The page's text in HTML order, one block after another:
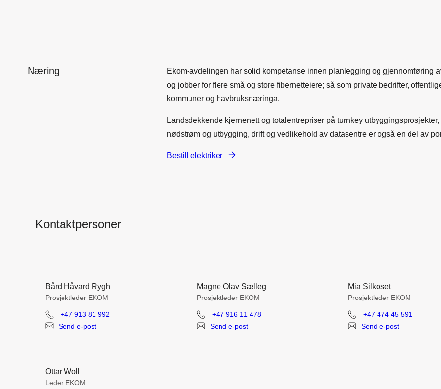
Næring
Ekom-avdelingen har solid kompetanse innen planlegging og gjennomføring
og jobber for flere små og store fibernetteiere; så som private bedrifter,
kommuner og havbruksnæringa.
Landsdekkende kjernenett og totalentrepriser på turnkey
nødstrøm og utbygging, drift og vedlikehold av datasentre er også en del av
Bestill elektriker
Kontaktpersoner
Bård Håvard Rygh
Prosjektleder EKOM
+47 913 81 992
Send e-post
Magne Olav Sælleg
Prosjektleder EKOM
+47 916 11 478
Send e-post
Mia Silkoset
Prosjektleder EKOM
+47 474 45 591
Send e-post
Ottar Woll
Leder EKOM